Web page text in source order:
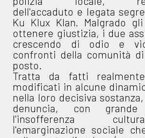
dell'accaduto e legata
Ku Klux Klan. Malgrado
ottenere giustizia, i due
crescendo di odio e
confronti della comunità
posto.
Tratta da fatti
modificati in alcune
nella loro decisiva
denuncia, con grande
l'insofferenza
l'emarginazione sociale